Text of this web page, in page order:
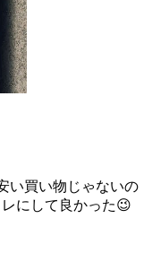
い買い物じゃないの
にして良かった😉